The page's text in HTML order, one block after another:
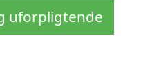
uforpligtende